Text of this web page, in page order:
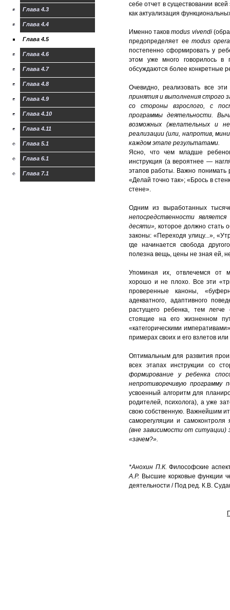
Глава 4.3
Глава 4.4
Глава 4.5
Глава 4.6
Глава 4.7
Глава 4.8
Глава 4.9
Глава 4.10
Глава 4.11
Глава 5.1
Глава 6.1
Глава 7.1
себе отчет в существовании
как актуализация
Именно таковтоdus vivendi
предопределяет еетоdus
постепенно сформировать у
этом уже много говорилось в
обсуждаются более конкретные
Очевидно, реализовать все
принятия и выполнения строго
со стороны взрослого, с
программы деятельности.
возможных (желательных и
реализации (или, напротив,
каждом этапе результатами.
Ясно, что чем младше
инструкция (а вероятнее —
этапов работы. Важно понимать
«Делай точно так»; «Брось в
стене».
Одним из выработанных
непосредственности
десяти»,которое должно стать
законы: «Переходя улицу...»,
где начинается свобода
полезна вещь, цены не зная ей,
Упоминая их, отвлечемся от
хорошо и не плохо. Все эти
проверенные каноны,
адекватного, адаптивного
растущего ребенка, тем
стоящие на его жизненном
«категорическими
примерах своих и его взлетов или
Оптимальным для развития
всех этапах инструкции со
формирование у ребенка
непротиворечивую программу
усвоенный алгоритм для
родителей, психолога), а уже
свою собственную. Важнейшим
саморегуляции и самоконтроля
(вне зависимости от ситуации)
«зачем?».
*Анохин П.К.Философские
А.Р. Высшие корковые функции
деятельности / Под ред. К.В.